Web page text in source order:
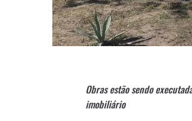
Obras estão sendo
imobiliário